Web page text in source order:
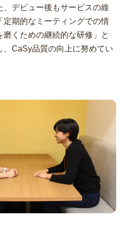
、デビュー後もサービスの維
定期的なミーティングでの情
くための継続的な研修」と
、CaSy品質の向上に努めてい